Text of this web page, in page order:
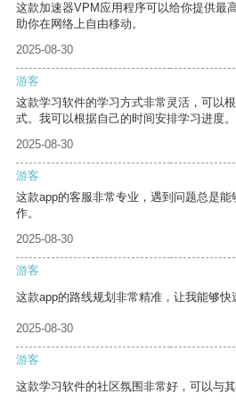
这款加速器VPM应用程序可以给你提供最
助你在网络上自由移动。
2025-08-30
游客
这款学习软件的学习方式非常灵活，可以
式。我可以根据自己的时间安排学习进度。
2025-08-30
游客
这款app的客服非常专业，遇到问题总是
作。
2025-08-30
游客
这款app的路线规划非常精准，让我能够快
2025-08-30
游客
这款学习软件的社区氛围非常好，可以与